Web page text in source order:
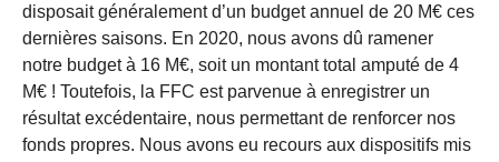
disposait généralement d’un budget annuel de 20 M€ ces
dernières saisons. En 2020, nous avons dû ramener
notre budget à 16 M€, soit un montant total amputé de 4
M€ ! Toutefois, la FFC est parvenue à enregistrer un
résultat excédentaire, nous permettant de renforcer nos
fonds propres. Nous avons eu recours aux dispositifs mis